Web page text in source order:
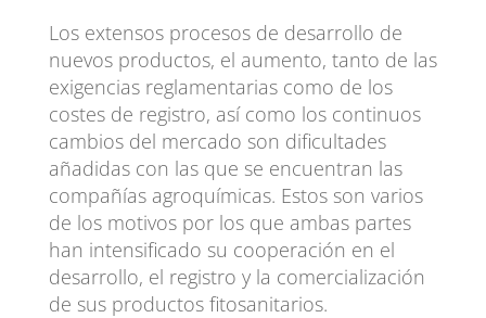
Los extensos procesos de desarrollo de
nuevos productos, el aumento, tanto de las
exigencias reglamentarias como de los
costes de registro, así como los continuos
cambios del mercado son dificultades
añadidas con las que se encuentran las
compañías agroquímicas. Estos son varios
de los motivos por los que ambas partes
han intensificado su cooperación en el
desarrollo, el registro y la comercialización
de sus productos fitosanitarios.